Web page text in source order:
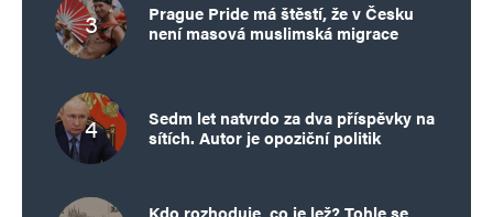
Prague Pride má štěstí, že v Česku
není masová muslimská migrace
Sedm let natvrdo za dva příspěvky na
sítích. Autor je opoziční politik